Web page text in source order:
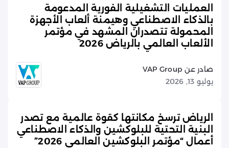
العمليات التشغيلية الفورية المدعومة
بالذكاء الاصطناعي وهيمنة ألعاب الأجهزة
المحمولة تتصدران المشهد في مؤتمر
الألعاب العالمي بالرياض 2026
صادر عن VAP Group
يوليو 13, 2026
الرياض ترسخ مكانتها كقوة عالمية مع تصدر
البنية التحتية للبلوكشين والذكاء الاصطناعي
أعمال “مؤتمر البلوكشين العالمي 2026”